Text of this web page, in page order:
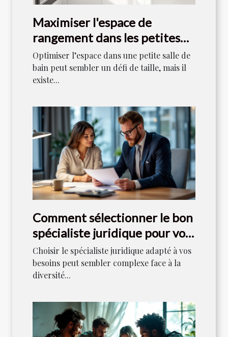
Maximiser l'espace de
rangement dans les petites
salles de bain
Optimiser l’espace dans une petite salle de
bain peut sembler un défi de taille, mais il
existe...
Comment sélectionner le bon
spécialiste juridique pour vos
besoins ?
Choisir le spécialiste juridique adapté à vos
besoins peut sembler complexe face à la
diversité...